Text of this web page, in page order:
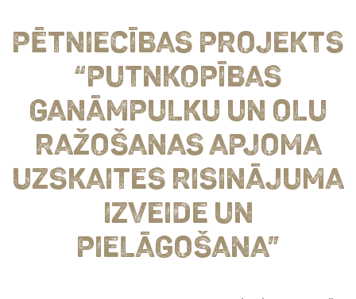
PĒTNIECĪBAS PROJEKTS
“PUTNKOPĪBAS
GANĀMPULKU UN OLU
RAŽOŠANAS APJOMA
UZSKAITES RISINĀJUMA
IZVEIDE UN
PIELĀGOŠANA”